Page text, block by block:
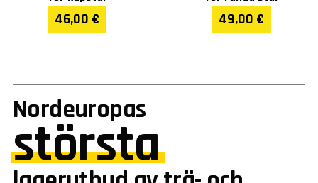
46,00 € 49,00 €
Nordeuropas
största